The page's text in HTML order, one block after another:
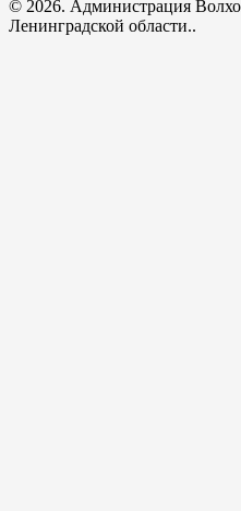
© 2026. Администрация
Ленинградской области..